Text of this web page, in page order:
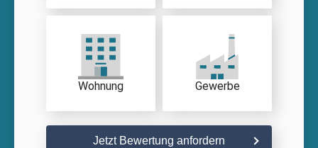
Wohnung Gewerbe
Jetzt Bewertung anfordern